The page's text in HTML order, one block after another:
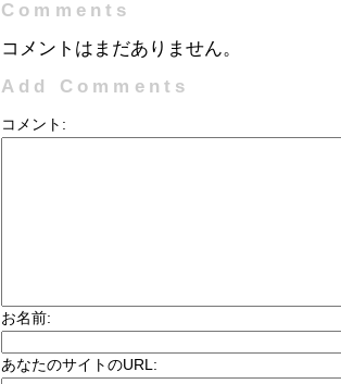
Comments
コメントはまだありません。
Add Comments
コメント:
お名前:
あなたのサイトのURL: